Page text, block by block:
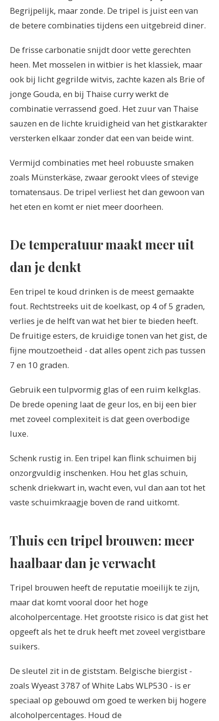
Begrijpelijk, maar zonde. De tripel is juist een van
de betere combinaties tijdens een uitgebreid diner.
De frisse carbonatie snijdt door vette gerechten
heen. Met mosselen in witbier is het klassiek, maar
ook bij licht gegrilde witvis, zachte kazen als Brie of
jonge Gouda, en bij Thaise curry werkt de
combinatie verrassend goed. Het zuur van Thaise
sauzen en de lichte kruidigheid van het gistkarakter
versterken elkaar zonder dat een van beide wint.
Vermijd combinaties met heel robuuste smaken
zoals Münsterkäse, zwaar gerookt vlees of stevige
tomatensaus. De tripel verliest het dan gewoon van
het eten en komt er niet meer doorheen.
De temperatuur maakt meer uit
dan je denkt
Een tripel te koud drinken is de meest gemaakte
fout. Rechtstreeks uit de koelkast, op 4 of 5 graden,
verlies je de helft van wat het bier te bieden heeft.
De fruitige esters, de kruidige tonen van het gist, de
fijne moutzoetheid - dat alles opent zich pas tussen
7 en 10 graden.
Gebruik een tulpvormig glas of een ruim kelkglas.
De brede opening laat de geur los, en bij een bier
met zoveel complexiteit is dat geen overbodige
luxe.
Schenk rustig in. Een tripel kan flink schuimen bij
onzorgvuldig inschenken. Hou het glas schuin,
schenk driekwart in, wacht even, vul dan aan tot het
vaste schuimkraagje boven de rand uitkomt.
Thuis een tripel brouwen: meer
haalbaar dan je verwacht
Tripel brouwen heeft de reputatie moeilijk te zijn,
maar dat komt vooral door het hoge
alcoholpercentage. Het grootste risico is dat gist het
opgeeft als het te druk heeft met zoveel vergistbare
suikers.
De sleutel zit in de giststam. Belgische biergist -
zoals Wyeast 3787 of White Labs WLP530 - is er
speciaal op gebouwd om goed te werken bij hogere
alcoholpercentages. Houd de